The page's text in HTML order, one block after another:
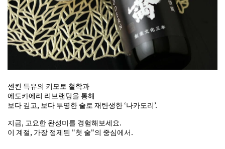
센킨 특유의 키모토 철학과
에도카에리 리브랜딩을 통해
보다 깊고, 보다 투명한 술로 재탄생한 ‘나카도리’.
지금, 고요한 완성미를 경험해보세요.
이 계절, 가장 정제된 "첫 술"의 중심에서.